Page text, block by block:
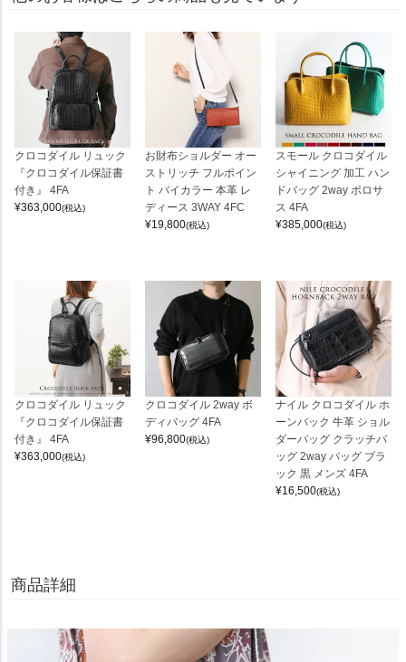
クロコダイル リュック
『クロコダイル保証書
付き』 4FA
¥363,000(税込)
お財布ショルダー オー
ストリッチ フルポイン
ト バイカラー 本革 レ
ディース 3WAY 4FC
¥19,800(税込)
スモール クロコダイル
シャイニング 加工 ハン
ドバッグ 2way ポロサ
ス 4FA
¥385,000(税込)
クロコダイル リュック
『クロコダイル保証書
付き』 4FA
¥363,000(税込)
クロコダイル 2way ボ
ディバッグ 4FA
¥96,800(税込)
ナイル クロコダイル ホ
ーンバック 牛革 ショル
ダーバッグ クラッチバ
ッグ 2way バッグ ブラ
ック 黒 メンズ 4FA
¥16,500(税込)
商品詳細